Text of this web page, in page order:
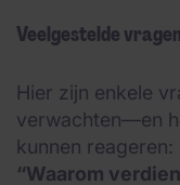
Veelgestelde vragen
Hier zijn enkele
verwachten—en
kunnen reageren:
“Waarom